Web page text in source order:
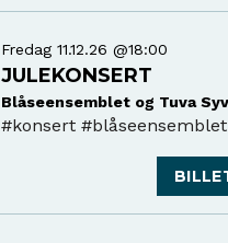
Fredag 11.12.26 @18:00
JULEKONSERT
Blåseensemblet og Tuva
#konsert